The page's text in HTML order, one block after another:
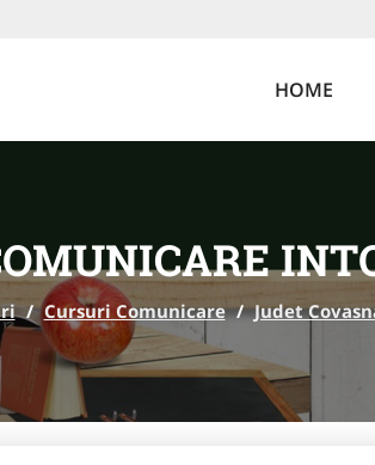
HOME
/ Cursuri Comunicare / Judet